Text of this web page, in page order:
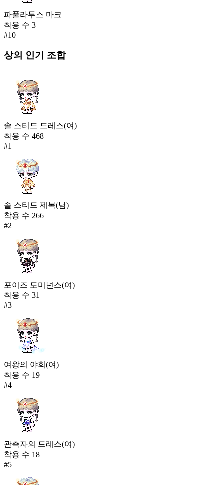
파풀라투스 마크
착용 수 3
#10
상의 인기 조합
솔 스티드 드레스(여)
착용 수 468
#1
솔 스티드 제복(남)
착용 수 266
#2
포이즈 도미넌스(여)
착용 수 31
#3
여왕의 야회(여)
착용 수 19
#4
관측자의 드레스(여)
착용 수 18
#5